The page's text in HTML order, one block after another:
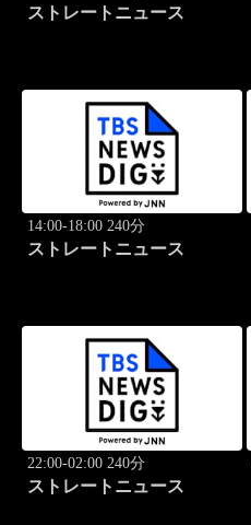
ストレートニュース
14:00-18:00 240分
ストレートニュース
22:00-02:00 240分
ストレートニュース